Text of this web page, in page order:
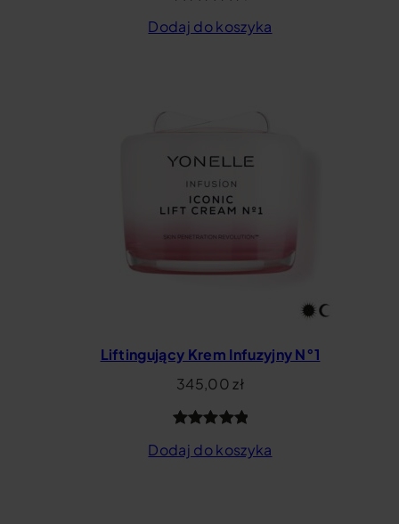
4.86na 5
Dodaj do koszyka
Liftingujący Krem Infuzyjny N°1
345,00 zł
4.98na 5
Dodaj do koszyka